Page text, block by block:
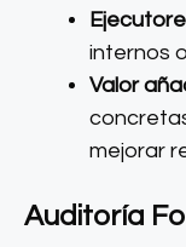
internos
Valor
mejorar
Auditoría